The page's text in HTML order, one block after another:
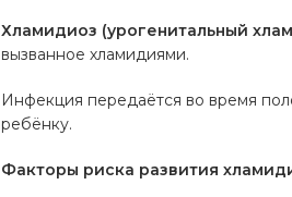
Хламидиоз (урогенитальный
вызванное хламидиями.
Инфекция передаётся во время
ребёнку.
Факторы риска развития